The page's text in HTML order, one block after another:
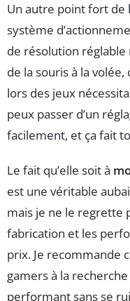
Un autre point fort de
système
de résolution réglable
de la souris à la
lors des jeux
peux passer d’un
facilement, et ça fait
Le fait qu’elle soit à
est une véritable
mais je ne le regrette
fabrication et les
prix. Je recommande
gamers à la
performant sans se